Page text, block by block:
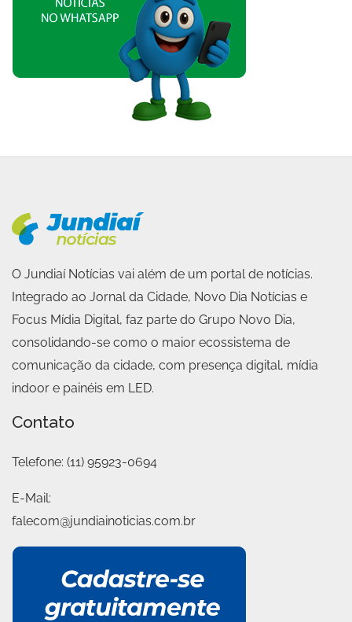
O Jundiaí Notícias vai além de um portal de notícias.
Integrado ao Jornal da Cidade, Novo Dia Notícias e
Focus Mídia Digital, faz parte do Grupo Novo Dia,
consolidando-se como o maior ecossistema de
comunicação da cidade, com presença digital, mídia
indoor e painéis em LED.
Contato
Telefone: (11) 95923-0694
E-Mail:
falecom@jundiainoticias.com.br